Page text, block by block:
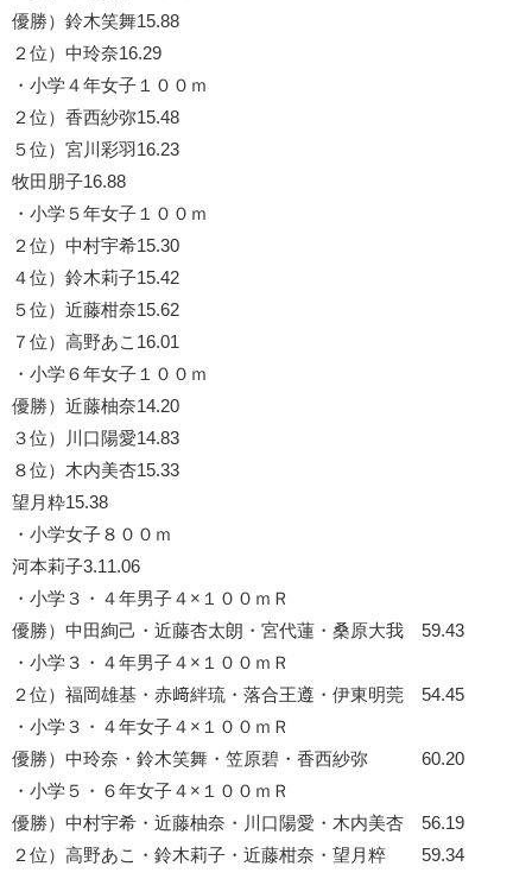
優勝）鈴木笑舞15.88
２位）中玲奈16.29
・小学４年女子１００ｍ
２位）香西紗弥15.48
５位）宮川彩羽16.23
牧田朋子16.88
・小学５年女子１００ｍ
２位）中村宇希15.30
４位）鈴木莉子15.42
５位）近藤柑奈15.62
７位）高野あこ16.01
・小学６年女子１００ｍ
優勝）近藤柚奈14.20
３位）川口陽愛14.83
８位）木内美杏15.33
望月粋15.38
・小学女子８００ｍ
河本莉子3.11.06
・小学３・４年男子４×１００ｍＲ
優勝）中田絢己・近藤杏太朗・宮代蓮・桑原大我 59.43
・小学３・４年男子４×１００ｍＲ
２位）福岡雄基・赤﨑絆琉・落合王遵・伊東明莞 54.45
・小学３・４年女子４×１００ｍＲ
優勝）中玲奈・鈴木笑舞・笠原碧・香西紗弥 60.20
・小学５・６年女子４×１００ｍＲ
優勝）中村宇希・近藤柚奈・川口陽愛・木内美杏 56.19
２位）高野あこ・鈴木莉子・近藤柑奈・望月粹 59.34